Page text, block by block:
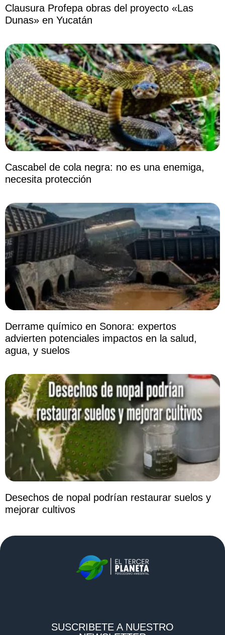
Clausura Profepa obras del proyecto «Las
Dunas» en Yucatán
Cascabel de cola negra: no es una enemiga,
necesita protección
Derrame químico en Sonora: expertos
advierten potenciales impactos en la salud,
agua, y suelos
Desechos de nopal podrían restaurar suelos y
mejorar cultivos
SUSCRIBETE A NUESTRO